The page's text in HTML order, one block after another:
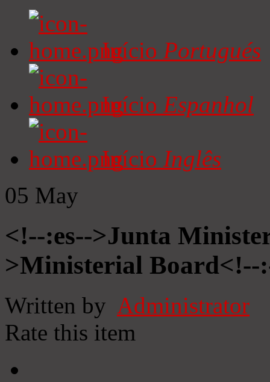
Início Portugués
Início Espanhol
Início Inglês
05 May
<!--:es-->Junta
>Ministerial Board<!--
Written by Administrator
Rate this item